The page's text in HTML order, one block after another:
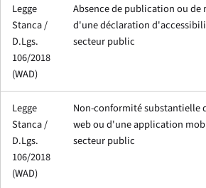
Legge
Stanca /
D.Lgs.
106/2018
(WAD)
Absence de publication ou de
d'une déclaration
secteur public
Legge
Stanca /
D.Lgs.
106/2018
(WAD)
Non-conformité substantielle
web ou d'une application
secteur public